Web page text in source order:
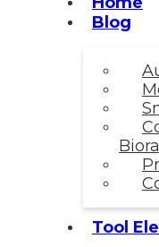
Blog
Tool